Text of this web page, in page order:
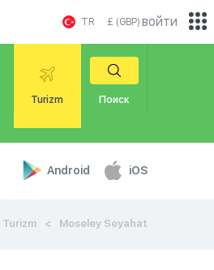
TR £ (GBP)
Turizm Поиск
Android iOS
войти
Turizm Moseley Seyahat